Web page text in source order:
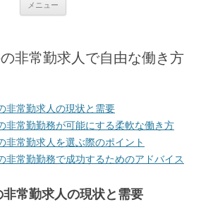
メニュー
へ
ス
非常勤求人で自由な働き方
非常勤求人の現状と需要
非常勤勤務が可能にする柔軟な働き方
非常勤求人を選ぶ際のポイント
非常勤勤務で成功するためのアドバイス
非常勤求人の現状と需要